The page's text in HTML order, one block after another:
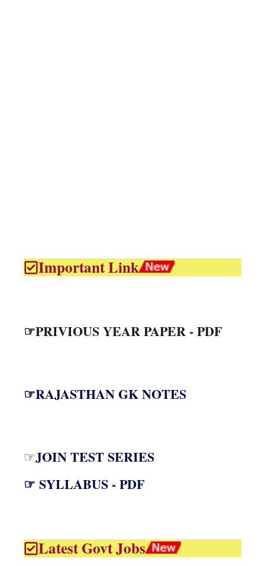
Important Link
☞PRIVIOUS YEAR PAPER - PDF
☞RAJASTHAN GK NOTES
☞JOIN TEST SERIES
☞ SYLLABUS - PDF
Latest Govt Jobs